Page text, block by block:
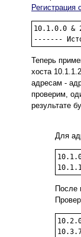
Регистрация
10.1.0.0 &
-------
Теперь
хоста
адресам -
проверим,
результате
Для
После